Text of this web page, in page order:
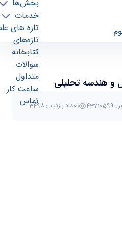
بخش‌ها
خدمات
تازه های
تازه‌های
کتابخانه
سوالات
متداول
ساعت کار
تماس
و هندسه تحلیلی -
و هندسه تحلیلی
تعداد بازدید : 3498